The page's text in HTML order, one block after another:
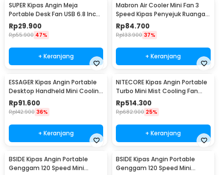
SUPER Kipas Angin Meja
Portable Desk Fan USB 6.8 Inch
3W - M9
Rp29.900
Rp55.900 47%
+ Keranjang
Mabron Air Cooler Mini Fan 3
Speed Kipas Penyejuk Ruangan
600ml 10W 5V - MB-60
Rp84.700
Rp133.900 37%
+ Keranjang
ESSAGER Kipas Angin Portable
Desktop Handheld Mini Cooling
Fan 1200mAh - F-055
Rp91.600
Rp142.900 36%
+ Keranjang
NITECORE Kipas Angin Portable
Turbo Mini Mist Cooling Fan
3500 mAh - izzCool 30
Rp514.300
Rp682.900 25%
+ Keranjang
BSIDE Kipas Angin Portable
Genggam 120 Speed Mini
BSIDE Kipas Angin Portable
Genggam 120 Speed Mini